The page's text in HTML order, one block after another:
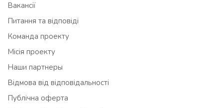
Вакансії
Питання та відповіді
Команда проекту
Місія проекту
Наши партнеры
Відмова від відповідальності
Публічна оферта